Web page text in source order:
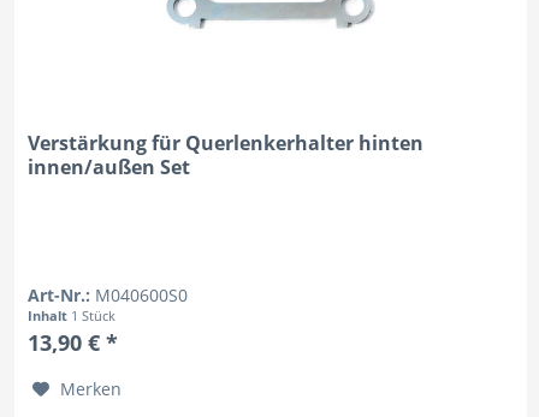
Verstärkung für Querlenkerhalter hinten
innen/außen Set
Art-Nr.: M040600S0
Inhalt 1 Stück
13,90 € *
Merken